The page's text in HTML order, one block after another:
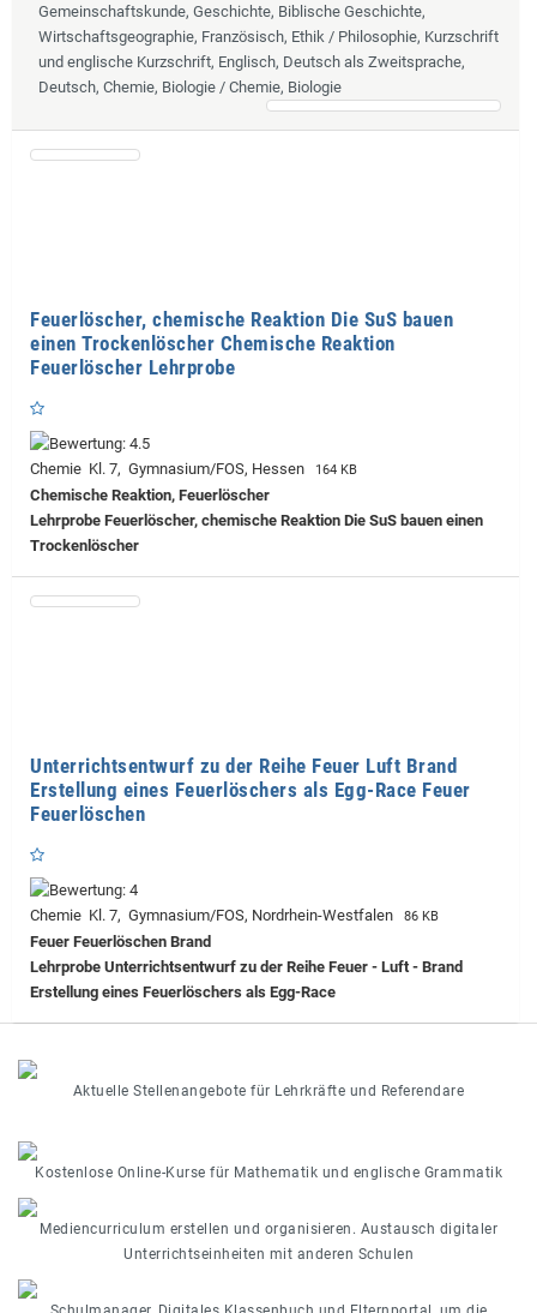
Gemeinschaftskunde, Geschichte, Biblische Geschichte,
Wirtschaftsgeographie, Französisch, Ethik / Philosophie, Kurzschrift
und englische Kurzschrift, Englisch, Deutsch als Zweitsprache,
Deutsch, Chemie, Biologie / Chemie, Biologie
Feuerlöscher, chemische Reaktion Die SuS bauen
einen Trockenlöscher Chemische Reaktion
Feuerlöscher Lehrprobe
Chemie Kl. 7, Gymnasium/FOS, Hessen 164 KB
Chemische Reaktion, Feuerlöscher
Lehrprobe Feuerlöscher, chemische Reaktion Die SuS bauen einen
Trockenlöscher
Unterrichtsentwurf zu der Reihe Feuer Luft Brand
Erstellung eines Feuerlöschers als Egg-Race Feuer
Feuerlöschen
Chemie Kl. 7, Gymnasium/FOS, Nordrhein-Westfalen 86 KB
Feuer Feuerlöschen Brand
Lehrprobe Unterrichtsentwurf zu der Reihe Feuer - Luft - Brand
Erstellung eines Feuerlöschers als Egg-Race
Aktuelle Stellenangebote für Lehrkräfte und Referendare
Kostenlose Online-Kurse für Mathematik und englische Grammatik
Mediencurriculum erstellen und organisieren. Austausch digitaler
Unterrichtseinheiten mit anderen Schulen